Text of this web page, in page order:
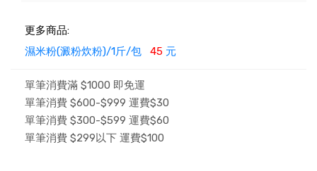
更多商品:
濕米粉(澱粉炊粉)/1斤/包 45 元
單筆消費滿 $1000 即免運
單筆消費 $600-$999 運費$30
單筆消費 $300-$599 運費$60
單筆消費 $299以下 運費$100